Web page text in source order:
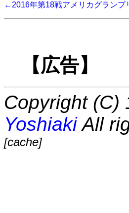
←2016年第18戦アメリカグランプ
【広告】
Copyright (C)
YoshiakiAll
[cache]